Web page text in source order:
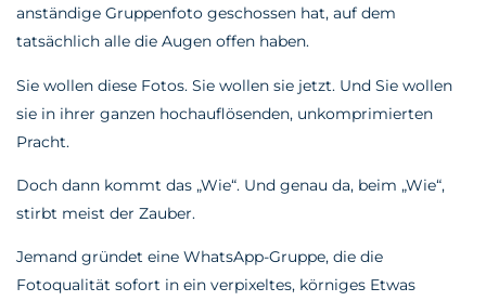
anständige Gruppenfoto geschossen hat, auf dem
tatsächlich alle die Augen offen haben.
Sie wollen diese Fotos. Sie wollen sie jetzt. Und Sie wollen
sie in ihrer ganzen hochauflösenden, unkomprimierten
Pracht.
Doch dann kommt das „Wie“. Und genau da, beim „Wie“,
stirbt meist der Zauber.
Jemand gründet eine WhatsApp-Gruppe, die die
Fotoqualität sofort in ein verpixeltes, körniges Etwas